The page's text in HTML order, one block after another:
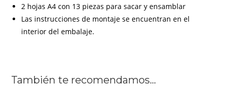
2 hojas A4 con 13 piezas para sacar y ensamblar
Las instrucciones de montaje se encuentran en el
interior del embalaje.
También te recomendamos…